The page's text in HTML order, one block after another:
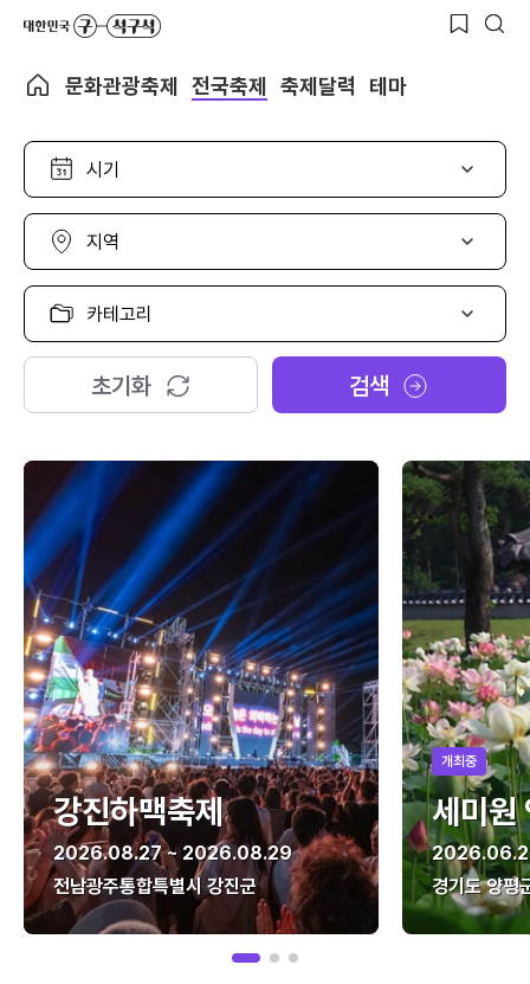
문화관광축제 전국축제 축제달력 테마
시
선
택
지
선
택
카
고
리
택
초기화 검색
강진하맥축제
2026.08.27 ~ 2026.08.29
전남광주통합특별시 강진군
개최중
세미원
경기도 양평